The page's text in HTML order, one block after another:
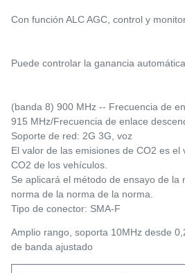
Con función ALC AGC, control y
Puede controlar la ganancia
(banda 8) 900 MHz -- Frecuencia de
915 MHz/Frecuencia de enlace
Soporte de red: 2G 3G, voz
El valor de las emisiones de CO2 es el
CO2 de los vehículos.
Se aplicará el método de ensayo de la
norma de la norma de la norma.
Tipo de conector: SMA-F
Amplio rango, soporta 10MHz desde
de banda ajustado